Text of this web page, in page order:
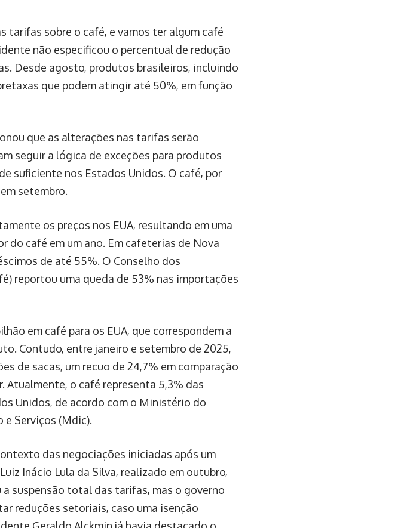
tarifas sobre o café, e vamos ter algum café
não especificou o percentual de redução
Desde agosto, produtos brasileiros, incluindo
que podem atingir até 50%, em função
que as alterações nas tarifas serão
seguir a lógica de exceções para produtos
suficiente nos Estados Unidos. O café, por
setembro.
os preços nos EUA, resultando em uma
do café em um ano. Em cafeterias de Nova
de até 55%. O Conselho dos
reportou uma queda de 53% nas importações
em café para os EUA, que correspondem a
Contudo, entre janeiro e setembro de 2025,
de sacas, um recuo de 24,7% em comparação
Atualmente, o café representa 5,3% das
Unidos, de acordo com o Ministério do
e Serviços (Mdic).
das negociações iniciadas após um
Inácio Lula da Silva, realizado em outubro,
suspensão total das tarifas, mas o governo
reduções setoriais, caso uma isenção